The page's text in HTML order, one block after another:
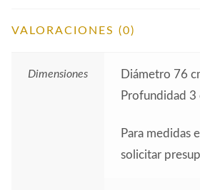
VALORACIONES (0)
Dimensiones
Diámetro 76
Profundidad 3
Para medidas
solicitar